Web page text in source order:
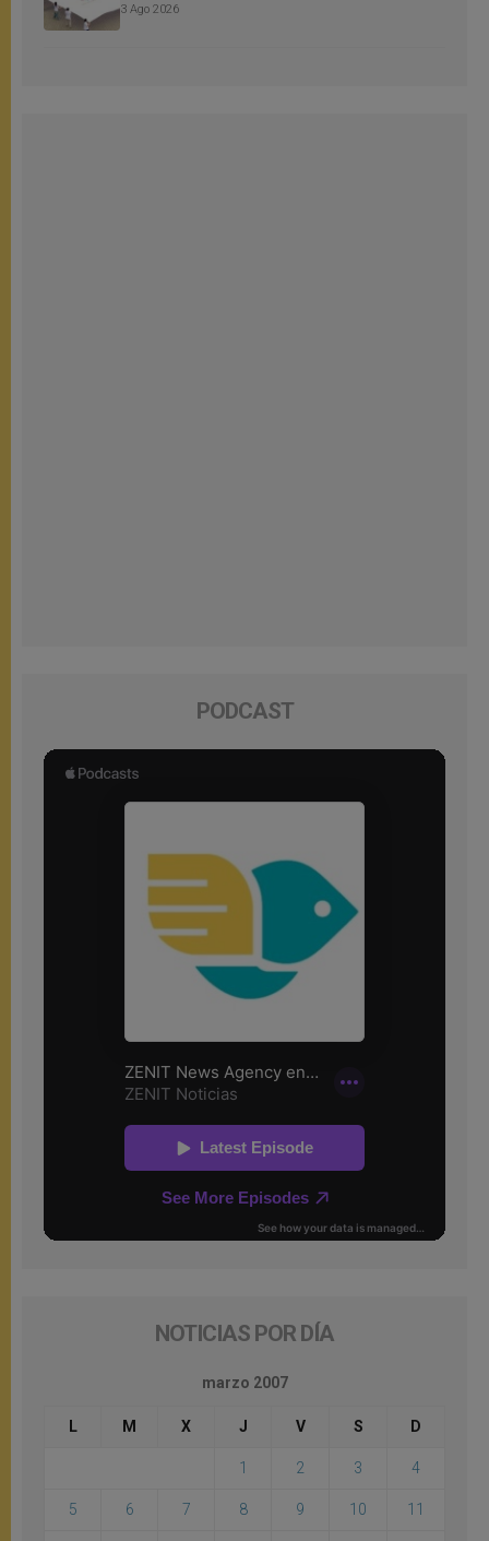
3 Ago 2026
PODCAST
NOTICIAS POR DÍA
marzo 2007
L M X J V S D
1 2 3 4
5 6 7 8 9 10 11